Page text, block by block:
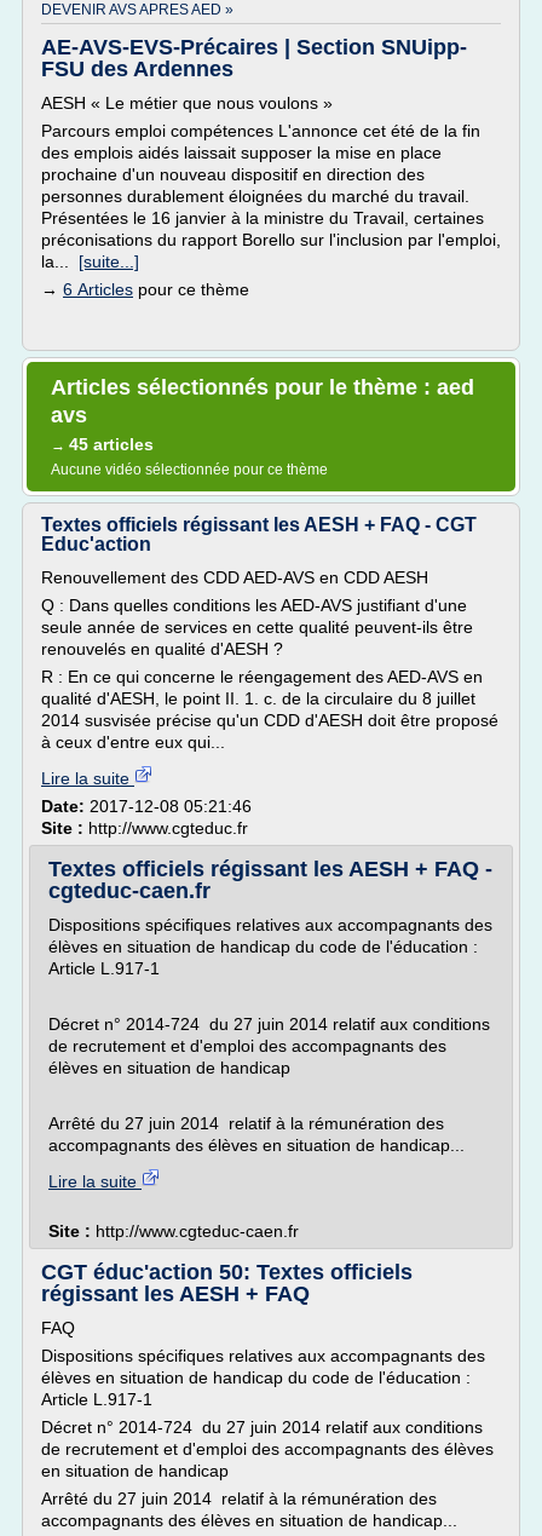
DEVENIR AVS APRES AED »
AE-AVS-EVS-Précaires | Section SNUipp-
FSU des Ardennes
AESH « Le métier que nous voulons »
Parcours emploi compétences L'annonce cet été de la fin
des emplois aidés laissait supposer la mise en place
prochaine d'un nouveau dispositif en direction des
personnes durablement éloignées du marché du travail.
Présentées le 16 janvier à la ministre du Travail, certaines
préconisations du rapport Borello sur l'inclusion par l'emploi,
la... [suite...]
→ 6 Articles pour ce thème
Articles sélectionnés pour le thème : aed
avs
→ 45 articles
Aucune vidéo sélectionnée pour ce thème
Textes officiels régissant les AESH + FAQ - CGT
Educ'action
Renouvellement des CDD AED-AVS en CDD AESH
Q : Dans quelles conditions les AED-AVS justifiant d'une
seule année de services en cette qualité peuvent-ils être
renouvelés en qualité d'AESH ?
R : En ce qui concerne le réengagement des AED-AVS en
qualité d'AESH, le point II. 1. c. de la circulaire du 8 juillet
2014 susvisée précise qu'un CDD d'AESH doit être proposé
à ceux d'entre eux qui...
Lire la suite
Date: 2017-12-08 05:21:46
Site : http://www.cgteduc.fr
Textes officiels régissant les AESH + FAQ -
cgteduc-caen.fr
Dispositions spécifiques relatives aux accompagnants des
élèves en situation de handicap du code de l'éducation :
Article L.917-1
Décret n° 2014-724 du 27 juin 2014 relatif aux conditions
de recrutement et d'emploi des accompagnants des
élèves en situation de handicap
Arrêté du 27 juin 2014 relatif à la rémunération des
accompagnants des élèves en situation de handicap...
Lire la suite
Site : http://www.cgteduc-caen.fr
CGT éduc'action 50: Textes officiels
régissant les AESH + FAQ
FAQ
Dispositions spécifiques relatives aux accompagnants des
élèves en situation de handicap du code de l'éducation :
Article L.917-1
Décret n° 2014-724 du 27 juin 2014 relatif aux conditions
de recrutement et d'emploi des accompagnants des élèves
en situation de handicap
Arrêté du 27 juin 2014 relatif à la rémunération des
accompagnants des élèves en situation de handicap...